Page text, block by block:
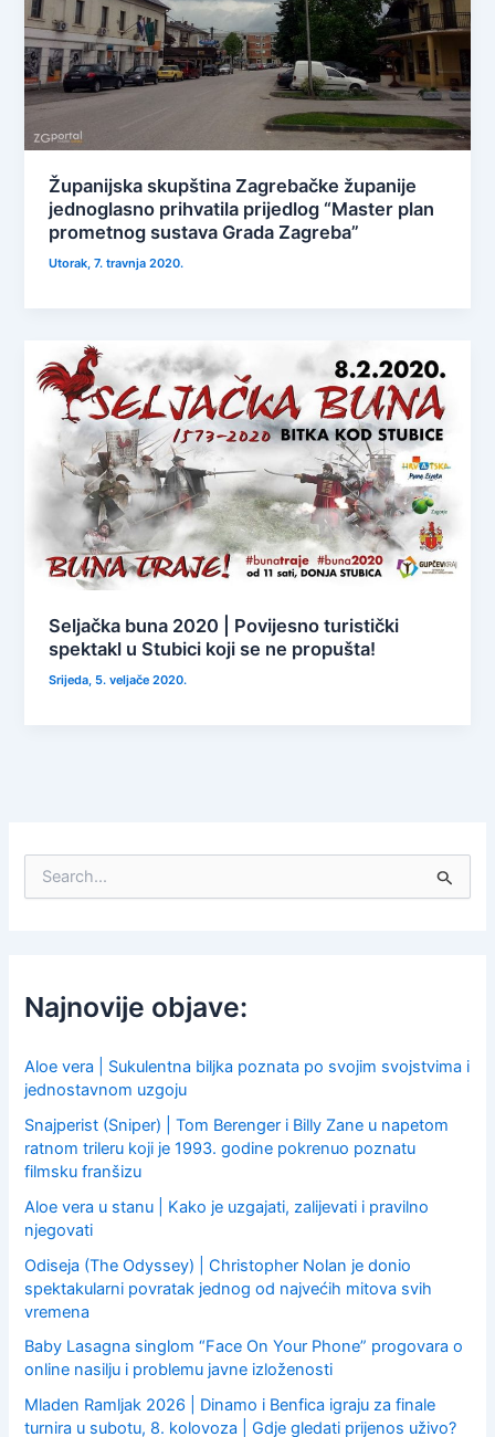
Županijska skupština Zagrebačke županije
jednoglasno prihvatila prijedlog “Master plan
prometnog sustava Grada Zagreba”
Utorak, 7. travnja 2020.
Seljačka buna 2020 | Povijesno turistički
spektakl u Stubici koji se ne propušta!
Srijeda, 5. veljače 2020.
f
o
:
Najnovije objave:
Aloe vera | Sukulentna biljka poznata po svojim svojstvima i
jednostavnom uzgoju
Snajperist (Sniper) | Tom Berenger i Billy Zane u napetom
ratnom trileru koji je 1993. godine pokrenuo poznatu
filmsku franšizu
Aloe vera u stanu | Kako je uzgajati, zalijevati i pravilno
njegovati
Odiseja (The Odyssey) | Christopher Nolan je donio
spektakularni povratak jednog od najvećih mitova svih
vremena
Baby Lasagna singlom “Face On Your Phone” progovara o
online nasilju i problemu javne izloženosti
Mladen Ramljak 2026 | Dinamo i Benfica igraju za finale
turnira u subotu, 8. kolovoza | Gdje gledati prijenos uživo?